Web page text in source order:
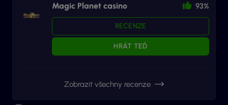
Magic Planet casino 93%
RECENZE
HRÁT TEĎ
Zobrazit všechny recenze